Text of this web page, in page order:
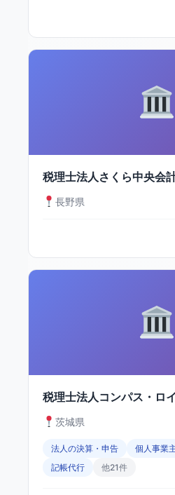
税理士法人さくら中央会
長野県
税理士法人コンパス・ロ
茨城県
法人の決算・申告
個人事業
記帳代行
他21件